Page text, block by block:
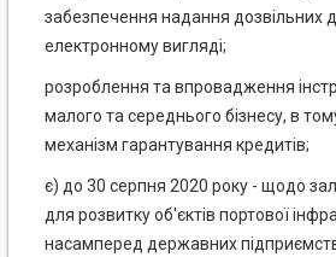
забезпечення надання дозвільних
електронному вигляді;
розроблення та впровадження
малого та середнього бізнесу, в
механізм гарантування кредитів;
є) до 30 серпня 2020 року - щодо
для розвитку об'єктів портової
насамперед державних